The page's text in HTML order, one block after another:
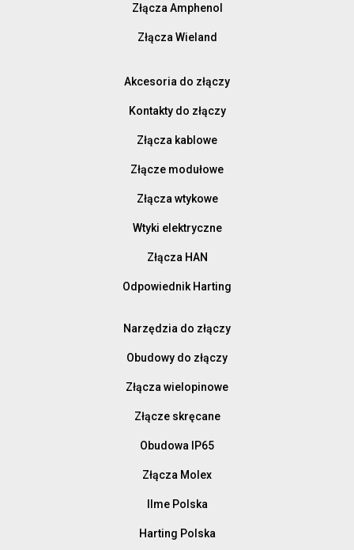
Złącza Amphenol
Złącza Wieland
Akcesoria do złączy
Kontakty do złączy
Złącza kablowe
Złącze modułowe
Złącza wtykowe
Wtyki elektryczne
Złącza HAN
Odpowiednik Harting
Narzędzia do złączy
Obudowy do złączy
Złącza wielopinowe
Złącze skręcane
Obudowa IP65
Złącza Molex
Ilme Polska
Harting Polska